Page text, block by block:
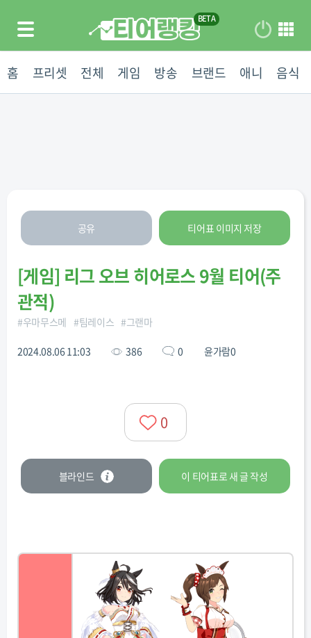
홈 프리셋 전체 게임 방송 브랜드 애니 음식
공유 티어표 이미지 저장
[게임] 리그 오브 히어로스 9월 티어(주
관적)
#우마무스메 #팀레이스 #그랜마
2024.08.06 11:03 386 0 윤가람0
0
블라인드 이 티어표로 새 글 작성